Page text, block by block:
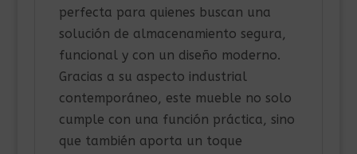
perfecta para quienes buscan una
solución de almacenamiento segura,
funcional y con un diseño moderno.
Gracias a su aspecto industrial
contemporáneo, este mueble no solo
cumple con una función práctica, sino
que también aporta un toque